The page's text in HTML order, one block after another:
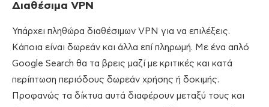
Διαθέσιμα VPN
Υπάρχει πληθώρα διαθέσιμων VPN για να επιλέξεις.
Κάποια είναι δωρεάν και άλλα επί πληρωμή. Με ένα απλό
Google Search θα τα βρεις μαζί με κριτικές και κατά
περίπτωση περιόδους δωρεάν χρήσης ή δοκιμής.
Προφανώς τα δίκτυα αυτά διαφέρουν μεταξύ τους και